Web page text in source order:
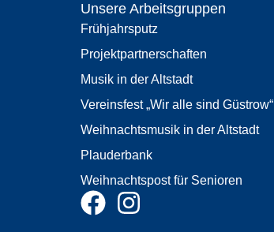
Unsere Arbeitsgruppen
Frühjahrsputz
Projektpartnerschaften
Musik in der Altstadt
Vereinsfest „Wir alle sind Güstrow“
Weihnachtsmusik in der Altstadt
Plauderbank
Weihnachtspost für Senioren